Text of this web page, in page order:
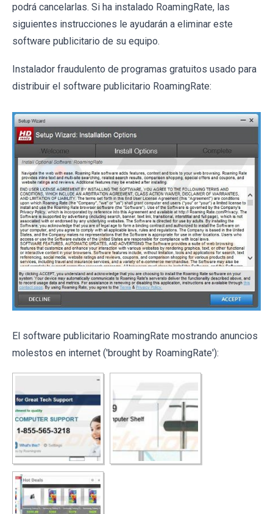
podrá cancelarlas. Si ha instalado RoamingRate, las
siguientes instrucciones le ayudarán a eliminar este
software publicitario de su equipo.
Instalador fraudulento de programas gratuitos usado para
distribuir el software publicitario RoamingRate:
El software publicitario RoamingRate mostrando anuncios
molestos en internet ('brought by RoamingRate'):